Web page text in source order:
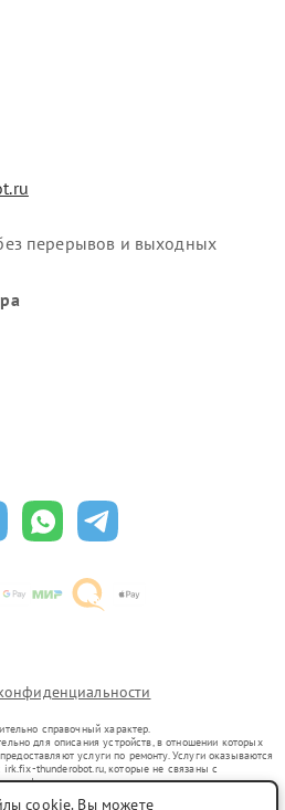
перерывов и выходных
справочный характер.
для описания устройств, в отношении которых
услуги по ремонту. Услуги оказываются
thunderobot.ru, которые не связаны с
их официальными представителями.
введенных в гражданский оборот в соответствии
cookie. Вы можете